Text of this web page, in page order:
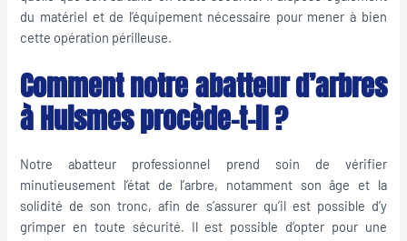
du matériel et de l’équipement nécessaire pour mener à bien
cette opération périlleuse.
Comment notre abatteur d’arbres
à Huismes procède-t-il ?
Notre abatteur professionnel prend soin de vérifier
minutieusement l’état de l’arbre, notamment son âge et la
solidité de son tronc, afin de s’assurer qu’il est possible d’y
grimper en toute sécurité. Il est possible d’opter pour une